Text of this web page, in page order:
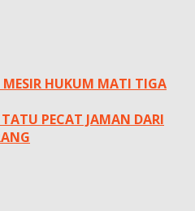
HUKUM MATI TIGA
PECAT JAMAN DARI